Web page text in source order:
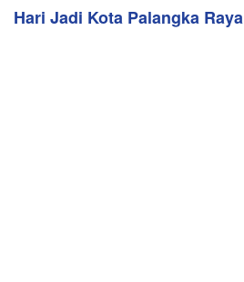
Hari Jadi Kota Palangka Raya